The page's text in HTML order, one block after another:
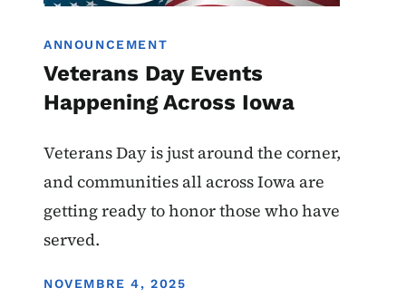
ANNOUNCEMENT
Veterans Day Events
Happening Across Iowa
Veterans Day is just around the corner,
and communities all across Iowa are
getting ready to honor those who have
served.
DISPLAY DATE
NOVEMBRE 4, 2025